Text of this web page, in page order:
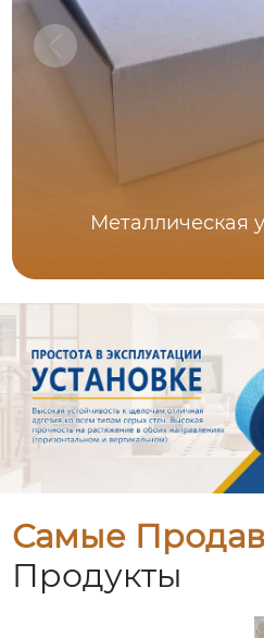
Металлическая
Самые
Продукты